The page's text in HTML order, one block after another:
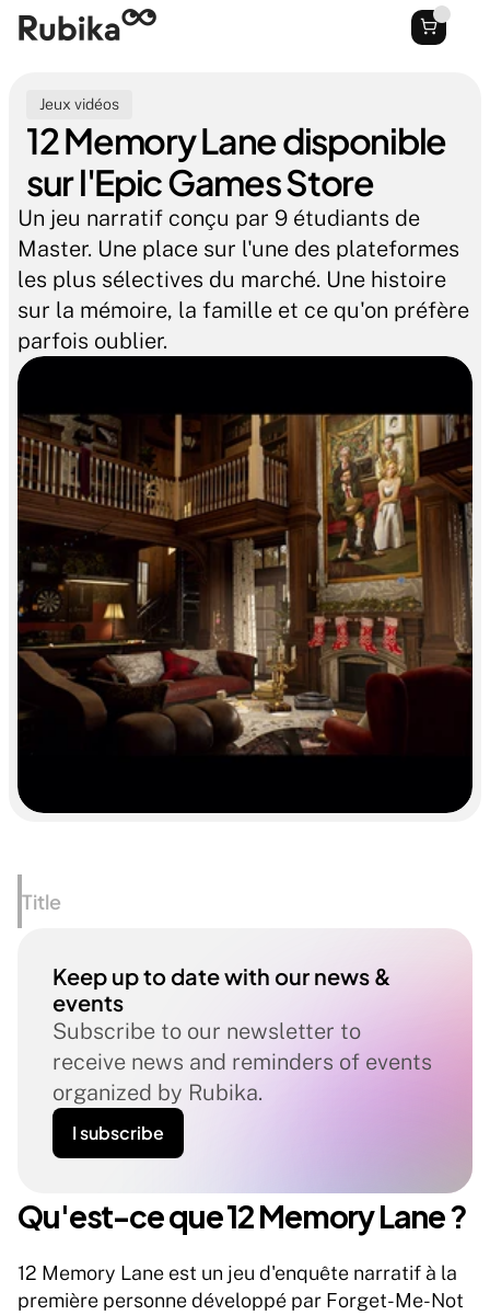
Jeux vidéos
12 Memory Lane disponible
sur l'Epic Games Store
Un jeu narratif conçu par 9 étudiants de
Master. Une place sur l'une des plateformes
les plus sélectives du marché. Une histoire
sur la mémoire, la famille et ce qu'on préfère
parfois oublier.
Title
Keep up to date with our news &
events
Subscribe to our newsletter to
receive news and reminders of events
organized by Rubika.
I subscribe
Qu'est-ce que 12 Memory Lane ?
12 Memory Lane est un jeu d'enquête narratif à la
première personne développé par Forget-Me-Not